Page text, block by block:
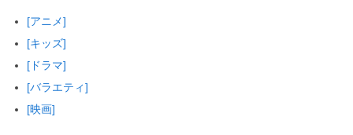
[アニメ]
[キッズ]
[ドラマ]
[バラエティ]
[映画]